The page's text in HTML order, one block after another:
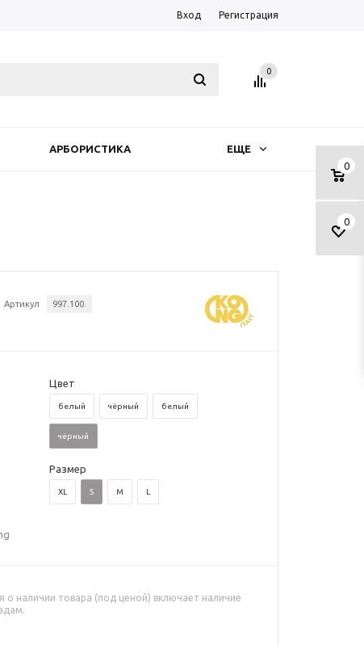
Вход Регистрация
0
0
0
АРБОРИСТИКА ЕЩЕ
Артикул 997.100.
Цвет
белый чёрный белый
чёрный
Размер
XL S M L
о наличии товара (под ценой) включает наличие